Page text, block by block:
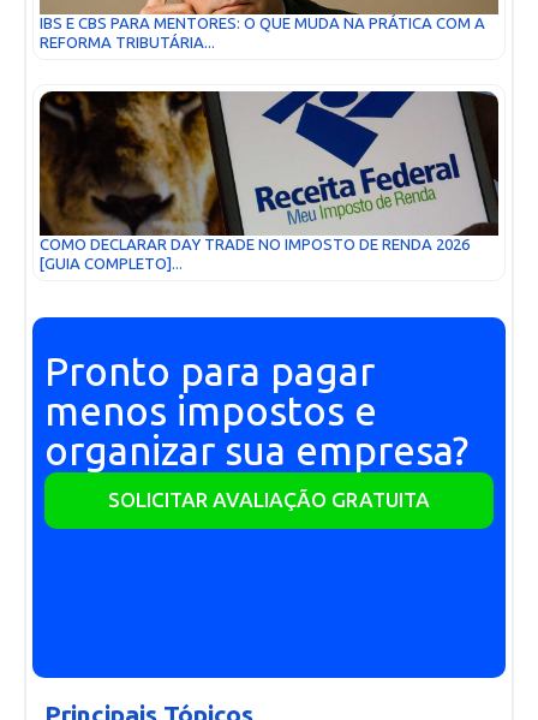
IBS E CBS PARA MENTORES: O QUE MUDA NA PRÁTICA COM A
REFORMA TRIBUTÁRIA...
COMO DECLARAR DAY TRADE NO IMPOSTO DE RENDA 2026
[GUIA COMPLETO]...
Pronto para pagar
menos impostos e
organizar sua empresa?
SOLICITAR AVALIAÇÃO GRATUITA